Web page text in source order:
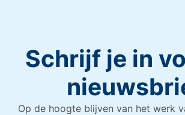
Schrijf je in
Op de hoogte blijven van het werk